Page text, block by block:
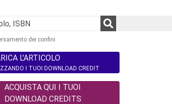
dei confini
L'ARTICOLO
I TUOI DOWNLOAD CREDIT
ACQUISTA QUI I TUOI
DOWNLOAD CREDITS